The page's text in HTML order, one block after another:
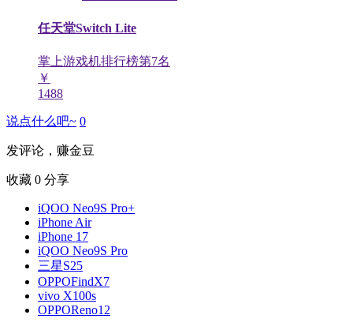
任天堂Switch Lite
掌上游戏机排行榜第7名
￥
1488
说点什么吧~ 0
发评论，赚金豆
收藏 0 分享
iQOO Neo9S Pro+
iPhone Air
iPhone 17
iQOO Neo9S Pro
三星S25
OPPOFindX7
vivo X100s
OPPOReno12